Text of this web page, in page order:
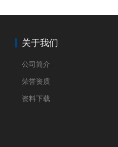
关于我们
公司简介
荣誉资质
资料下载